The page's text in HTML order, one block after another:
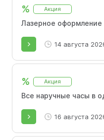
% Акция
Лазерное
14 августа
% Акция
Все наручные часы в
16 августа